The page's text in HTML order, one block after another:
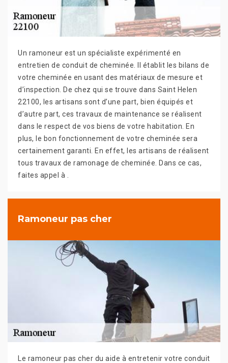
Un ramoneur est un spécialiste expérimenté en
entretien de conduit de cheminée. Il établit les bilans de
votre cheminée en usant des matériaux de mesure et
d’inspection. De chez qui se trouve dans Saint Helen
22100, les artisans sont d’une part, bien équipés et
d’autre part, ces travaux de maintenance se réalisent
dans le respect de vos biens de votre habitation. En
plus, le bon fonctionnement de votre cheminée sera
certainement garanti. En effet, les artisans de réalisent
tous travaux de ramonage de cheminée. Dans ce cas,
faites appel à .
Ramoneur pas cher
Le ramoneur pas cher du aide à entretenir votre conduit